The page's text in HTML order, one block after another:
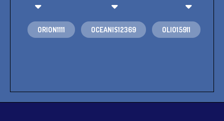
  
ORION1111 OCEANIS12369 OLIO15911